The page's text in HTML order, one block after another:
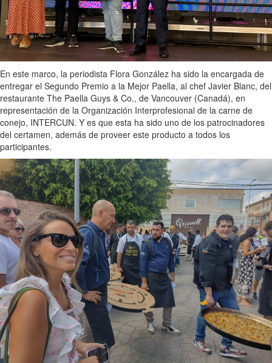
En este marco, la periodista Flora González ha sido la encargada de
entregar el Segundo Premio a la Mejor Paella, al chef Javier Blanc, del
restaurante The Paella Guys & Co., de Vancouver (Canadá), en
representación de la Organización Interprofesional de la carne de
conejo, INTERCUN. Y es que esta ha sido uno de los patrocinadores
del certamen, además de proveer este producto a todos los
participantes.